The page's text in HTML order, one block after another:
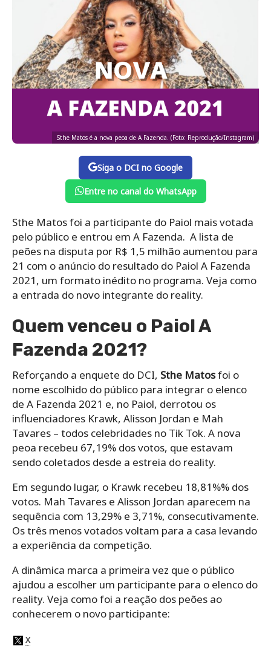
Sthe Matos é a nova peoa de A Fazenda. (Foto: Reprodução/Instagram)
Siga o DCI no Google
Entre no canal do WhatsApp
Sthe Matos foi a participante do Paiol mais votada
pelo público e entrou em A Fazenda. A lista de
peões na disputa por R$ 1,5 milhão aumentou para
21 com o anúncio do resultado do Paiol A Fazenda
2021, um formato inédito no programa. Veja como
a entrada do novo integrante do reality.
Quem venceu o Paiol A
Fazenda 2021?
Reforçando a enquete do DCI, Sthe Matosfoi o
nome escolhido do público para integrar o elenco
de A Fazenda 2021 e, no Paiol, derrotou os
influenciadores Krawk, Alisson Jordan e Mah
Tavares – todos celebridades no Tik Tok. A nova
peoa recebeu 67,19% dos votos, que estavam
sendo coletados desde a estreia do reality.
Em segundo lugar, o Krawk recebeu 18,81%% dos
votos. Mah Tavares e Alisson Jordan aparecem na
sequência com 13,29% e 3,71%, consecutivamente.
Os três menos votados voltam para a casa levando
a experiência da competição.
A dinâmica marca a primeira vez que o público
ajudou a escolher um participante para o elenco do
reality. Veja como foi a reação dos peões ao
conhecerem o novo participante: